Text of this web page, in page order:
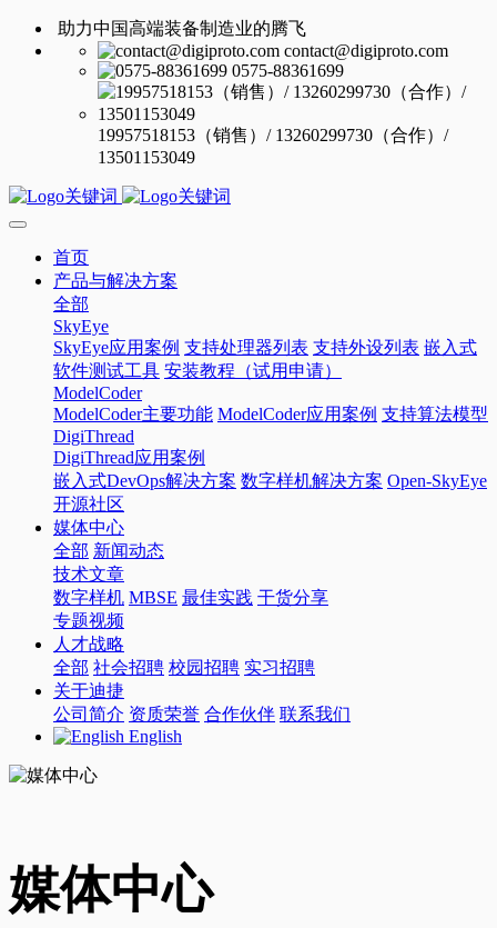
助力中国高端装备制造业的腾飞
contact@digiproto.com
0575-88361699
19957518153（销售）/ 13260299730（合作）/
13501153049
首页
产品与解决方案
全部
SkyEye
SkyEye应用案例 支持处理器列表 支持外设列表 嵌入式
软件测试工具 安装教程（试用申请）
ModelCoder
ModelCoder主要功能 ModelCoder应用案例 支持算法模型
DigiThread
DigiThread应用案例
嵌入式DevOps解决方案 数字样机解决方案 Open-SkyEye
开源社区
媒体中心
全部 新闻动态
技术文章
数字样机 MBSE 最佳实践 干货分享
专题视频
人才战略
全部 社会招聘 校园招聘 实习招聘
关于迪捷
公司简介 资质荣誉 合作伙伴 联系我们
English
媒体中心